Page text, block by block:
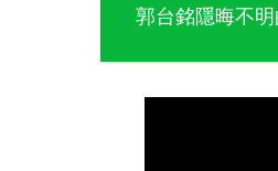
郭台銘隱晦不